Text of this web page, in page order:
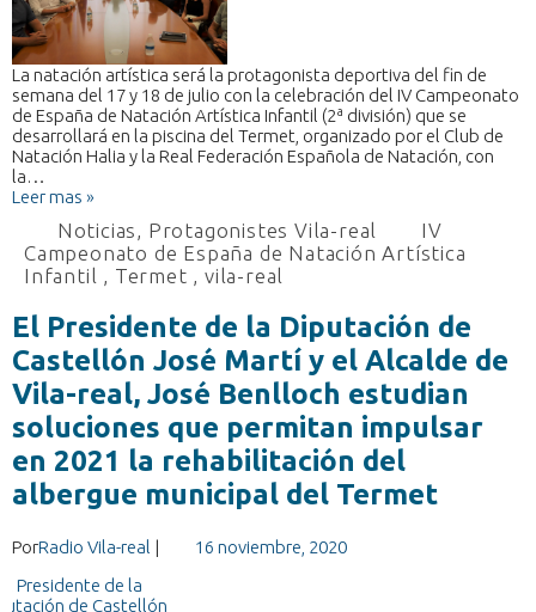
La natación artística será la protagonista deportiva del fin de
semana del 17 y 18 de julio con la celebración del IV Campeonato
de España de Natación Artística Infantil (2ª división) que se
desarrollará en la piscina del Termet, organizado por el Club de
Natación Halia y la Real Federación Española de Natación, con
la…
Leer mas »
Noticias Protagonistes Vila-real
IV
Campeonato de España de Natación Artística
Infantil
Termet ,vila-real
El Presidente de la Diputación de
Castellón José Martí y el Alcalde de
Vila-real, José Benlloch estudian
soluciones que permitan impulsar
en 2021 la rehabilitación del
albergue municipal del Termet
PorRadio Vila-real | 16 noviembre, 2020